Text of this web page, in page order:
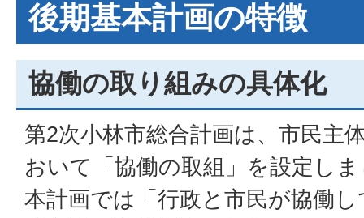
後期基本計画の特徴
協働の取り組みの具体化
第2次小林市総合計画は、市民主
おいて「協働の取組」を設定し
本計画では「行政と市民が協働